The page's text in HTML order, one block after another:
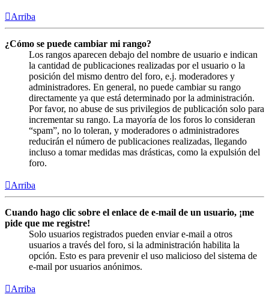
Arriba
¿Cómo se puede cambiar mi rango?
Los rangos aparecen debajo del nombre de usuario e indican
la cantidad de publicaciones realizadas por el usuario o la
posición del mismo dentro del foro, e.j. moderadores y
administradores. En general, no puede cambiar su rango
directamente ya que está determinado por la administración.
Por favor, no abuse de sus privilegios de publicación solo para
incrementar su rango. La mayoría de los foros lo consideran
“spam”, no lo toleran, y moderadores o administradores
reducirán el número de publicaciones realizadas, llegando
incluso a tomar medidas mas drásticas, como la expulsión del
foro.
Arriba
Cuando hago clic sobre el enlace de e-mail de un usuario, ¡me
pide que me registre!
Solo usuarios registrados pueden enviar e-mail a otros
usuarios a través del foro, si la administración habilita la
opción. Esto es para prevenir el uso malicioso del sistema de
e-mail por usuarios anónimos.
Arriba